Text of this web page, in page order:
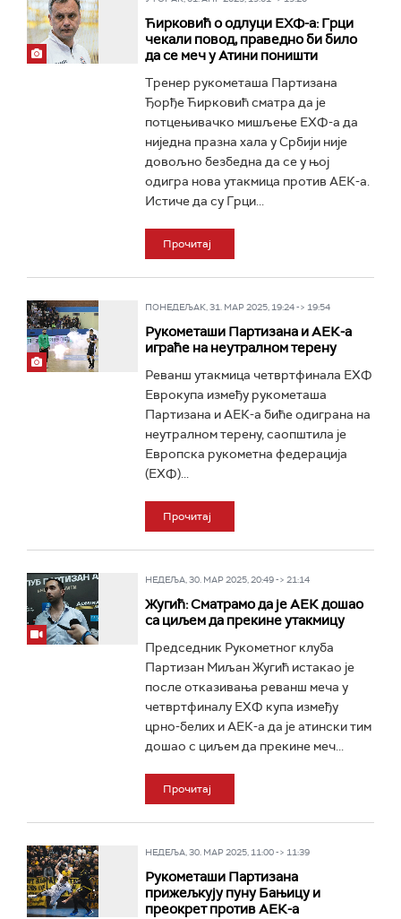
Ћирковић о одлуци ЕХФ-а: Грци
чекали повод, праведно би било
да се меч у Атини поништи
Тренер рукометаша Партизана
Ђорђе Ћирковић сматра да је
потцењивачко мишљење ЕХФ-а да
ниједна празна хала у Србији није
довољно безбедна да се у њој
одигра нова утакмица против АЕК-а.
Истиче да су Грци...
Прочитај
ПОНЕДЕЉАК, 31. МАР 2025, 19:24 -> 19:54
Рукометаши Партизана и АЕК-а
играће на неутралном терену
Реванш утакмица четвртфинала ЕХФ
Еврокупа између рукометаша
Партизана и АЕК-а биће одиграна на
неутралном терену, саопштила је
Европска рукометна федерација
(ЕХФ)...
Прочитај
НЕДЕЉА, 30. МАР 2025, 20:49 -> 21:14
Жугић: Сматрамо да је АЕК дошао
са циљем да прекине утакмицу
Председник Рукометног клуба
Партизан Миљан Жугић истакао је
после отказивања реванш меча у
четвртфиналу ЕХФ купа између
црно-белих и АЕК-а да је атински тим
дошао с циљем да прекине меч...
Прочитај
НЕДЕЉА, 30. МАР 2025, 11:00 -> 11:39
Рукометаши Партизана
прижељкују пуну Бањицу и
преокрет против АЕК-а